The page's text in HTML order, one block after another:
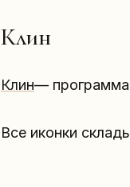
Клин
Клин— программа
Все иконки